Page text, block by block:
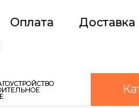
Оплата
Доставка